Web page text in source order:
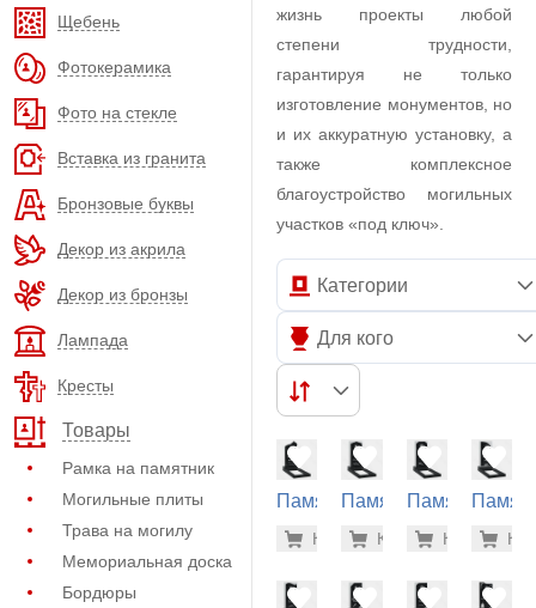
Щебень
Фотокерамика
Фото на стекле
Вставка из гранита
Бронзовые буквы
Декор из акрила
Декор из бронзы
Лампада
Кресты
Товары
Рамка на памятник
Могильные плиты
Трава на могилу
Мемориальная доска
Бордюры
жизнь проекты любой
степени трудности,
гарантируя не только
изготовление монументов, но
и их аккуратную установку, а
также комплексное
благоустройство могильных
участков «под ключ».
Категории
Для кого
Памятник
могилу
-7% 23.500
Купить
Памятник
могилу
-7%
Купить
Памятник
могилу
-
Купитьмогилу